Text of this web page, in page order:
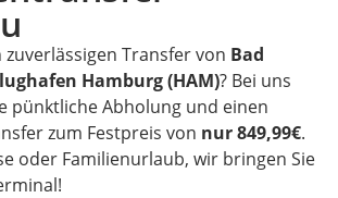
zuverlässigen Transfer von Bad
Hamburg (HAM)? Bei uns
pünktliche Abholung und einen
zum Festpreis von nur 849,99€.
oder Familienurlaub, wir bringen Sie